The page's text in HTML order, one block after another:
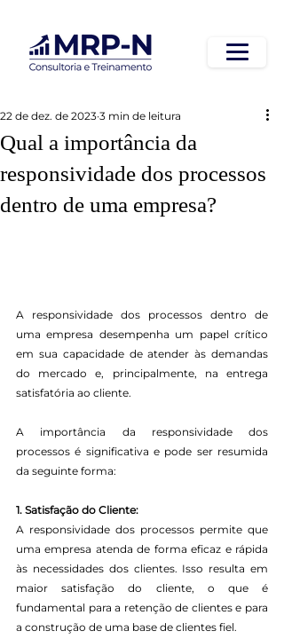
Qual a importância da
responsividade dos processos
dentro de uma empresa?
22 de dez. de 2023 3 min de leitura
A responsividade dos processos dentro de
uma empresa desempenha um papel crítico
em sua capacidade de atender às demandas
do mercado e, principalmente, na entrega
satisfatória ao cliente.
A importância da responsividade dos
processos é significativa e pode ser resumida
da seguinte forma:
1. Satisfação do Cliente:
A responsividade dos processos permite que
uma empresa atenda de forma eficaz e rápida
às necessidades dos clientes. Isso resulta em
maior satisfação do cliente, o que é
fundamental para a retenção de clientes e para
a construção de uma base de clientes fiel.